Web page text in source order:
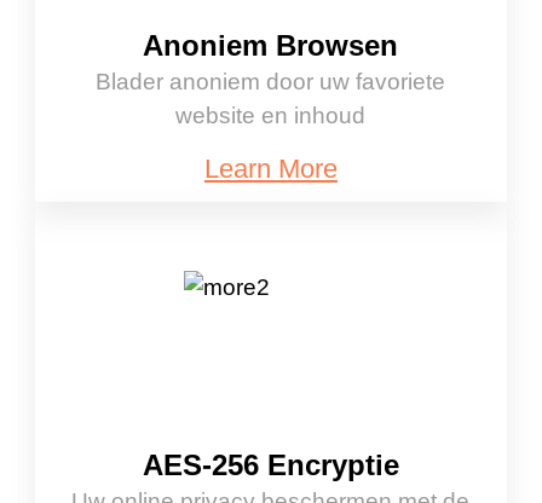
Anoniem Browsen
Blader anoniem door uw favoriete
website en inhoud
Learn More
AES-256 Encryptie